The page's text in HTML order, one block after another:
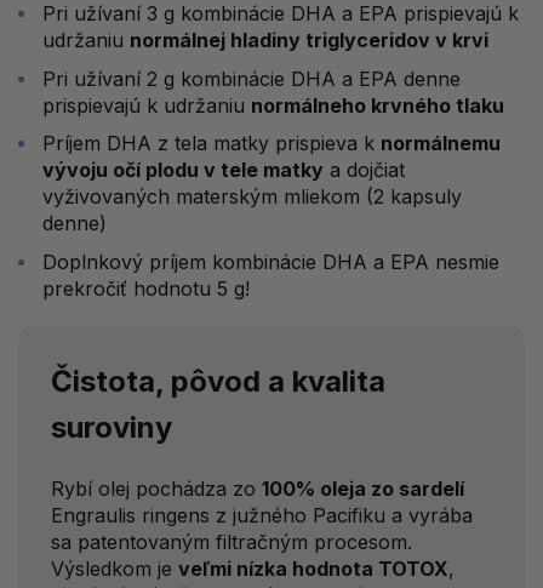
Pri užívaní 3 g kombinácie DHA a EPA prispievajú k
udržaniu normálnej hladiny triglyceridov v krvi
Pri užívaní 2 g kombinácie DHA a EPA denne
prispievajú k udržaniu normálneho krvného tlaku
Príjem DHA z tela matky prispieva k normálnemu
vývoju očí plodu v tele matky a dojčiat
vyživovaných materským mliekom (2 kapsuly
denne)
Doplnkový príjem kombinácie DHA a EPA nesmie
prekročiť hodnotu 5 g!
Čistota, pôvod a kvalita
suroviny
Rybí olej pochádza zo 100% oleja zo sardelí
Engraulis ringens z južného Pacifiku a vyrába
sa patentovaným filtračným procesom.
Výsledkom je veľmi nízka hodnota TOTOX,